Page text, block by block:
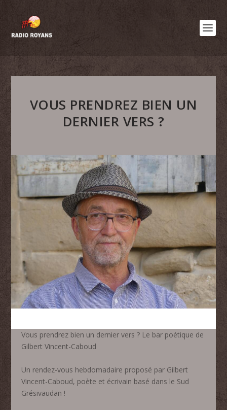
VOUS PRENDREZ BIEN UN
DERNIER VERS ?
Vous prendrez bien un dernier vers ? Le bar poétique de
Gilbert Vincent-Caboud
Un rendez-vous hebdomadaire proposé par Gilbert
Vincent-Caboud, poète et écrivain basé dans le Sud
Grésivaudan !